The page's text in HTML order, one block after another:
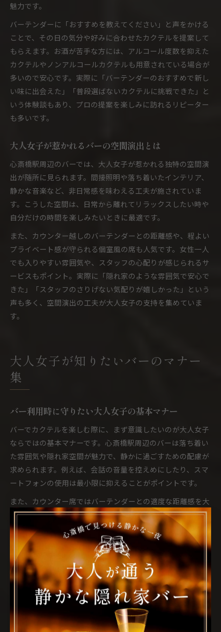
魅力です。
バーテンダーに「おすすめを教えてください」と声をかける
ことで、その日の気分や好みに合わせたカクテルを提案して
もらえます。お酒が苦手な方には、アルコール度数を抑えた
カクテルやノンアルコールカクテルも用意されている場合が
多いので安心です。実際に「バーテンダーのおすすめで新し
い味に出会えた」「普段選ばないカクテルに挑戦できた」と
いう体験談もあり、プロの提案を楽しみに訪れるリピーター
も多いです。
大人女子が惹かれるバーの空間演出とは
心斎橋駅周辺のバーでは、大人女子が惹かれる独特の空間演
出が随所に見られます。間接照明や落ち着いたインテリア、
静かな音楽など、非日常感を味わえる工夫が施されていま
す。こうした空間は、日常から離れてリラックスしたい時や
自分だけの時間を楽しみたいときに最適です。
また、カウンター越しのバーテンダーとの距離感や、程よい
プライベート感が守られる個室風の席も人気です。女性一人
でも入りやすい雰囲気や、スタッフの心配りが感じられるサ
ービスもポイント。実際に「隠れ家のような雰囲気で安心で
きた」「スタッフのさりげない気配りが嬉しかった」という
声も多く、空間演出の工夫が大人女子の支持を集めていま
す。
大人女子が知りたいバーのマナー
集
バー利用時に守りたい大人女子の基本マナー
バーでカクテルを楽しむ際に、まず意識したいのが大人女子
ならではの基本マナーです。心斎橋駅周辺のバーは落ち着い
た雰囲気や隠れ家空間が魅力で、静かに過ごすための配慮が
求められます。例えば、会話の音量を控えめにしたり、スマ
ートフォンの使用は最小限に抑えることがポイントです。
また、カウンター席ではバーテンダーとの適度な距離感を大
切にし、混雑時は長時間の席占有を避ける配慮も必要です。
グラスは丁寧に扱い、飲み終わった後は静かにカウンターに
戻すなど、所作一つひとつがスマートな印象につながりま
す。こうしたマナーを守ることで、より心地よいバータイム
を過ごせるでしょう。
心斎橋駅のバーで気を付けるポイントまとめ
心斎橋駅周辺のバーは、個室やカウンター、デート向きのお
しゃれな空間など多彩なシーンに対応しています。利用時に